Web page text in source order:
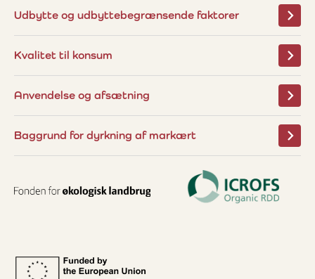
Udbytte og udbyttebegrænsende faktorer
Kvalitet til konsum
Anvendelse og afsætning
Baggrund for dyrkning af markært